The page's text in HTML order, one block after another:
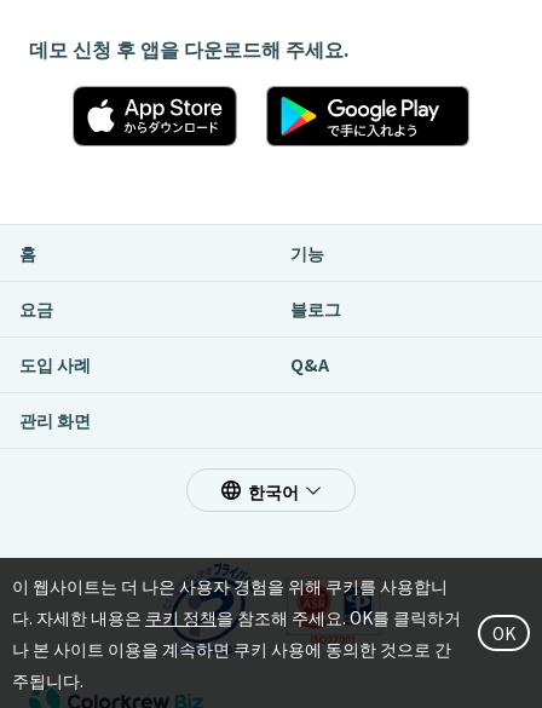
데모 신청 후 앱을 다운로드해 주세요.
홈 기능
요금 블로그
도입 사례 Q&A
관리 화면
한국어
이 웹사이트는 더 나은 사용자 경험을 위해 쿠키를 사용합니
다. 자세한 내용은 쿠키 정책을 참조해 주세요. OK를 클릭하거
나 본 사이트 이용을 계속하면 쿠키 사용에 동의한 것으로 간
주됩니다.
OK